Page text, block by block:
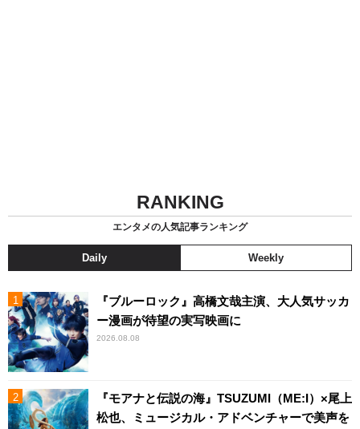
RANKING
エンタメの人気記事ランキング
Daily Weekly
『ブルーロック』高橋文哉主演、大人気サッカ
ー漫画が待望の実写映画に
2026.08.08
『モアナと伝説の海』TSUZUMI（ME:I）×尾上
松也、ミュージカル・アドベンチャーで美声を